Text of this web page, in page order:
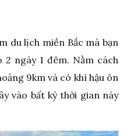
du lịch miền Bắc mà bạn
ngày 1 đêm. Nằm cách
9km và có khí hậu ôn
vào bất kỳ thời gian này